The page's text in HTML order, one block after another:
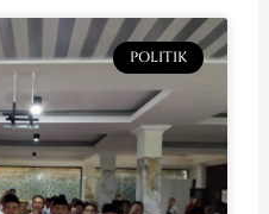
POLITIK